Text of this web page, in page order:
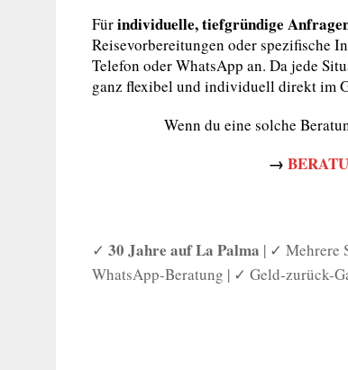
Fürindividuelle, tiefgründige
Reisevorbereitungen oder spezifische
Telefon oder WhatsApp an. Da jede
ganz flexibel und individuell direkt im
Wenn du eine solche
→
✓ 30 Jahre auf La Palma | ✓ Mehrere
WhatsApp-Beratung | ✓ Geld-zurück-